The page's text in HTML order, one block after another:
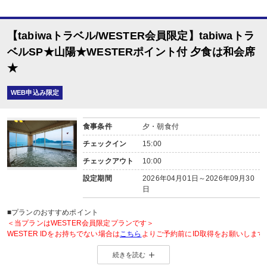
【tabiwaトラベル/WESTER会員限定】tabiwaトラ
ベルSP★山陽★WESTERポイント付 夕食は和会席
★
WEB申込み限定
食事条件 夕・朝食付
チェックイン 15:00
チェックアウト 10:00
設定期間
2026年04月01日～2026年09月30
日
■プランのおすすめポイント
＜当プランはWESTER会員限定プランです＞
WESTER IDをお持ちでない場合はこちら よりご予約前にID取得をお願いします
◆WESTER会員様に「もらってうれしい」WESTERポイント2倍◆
続きを読む